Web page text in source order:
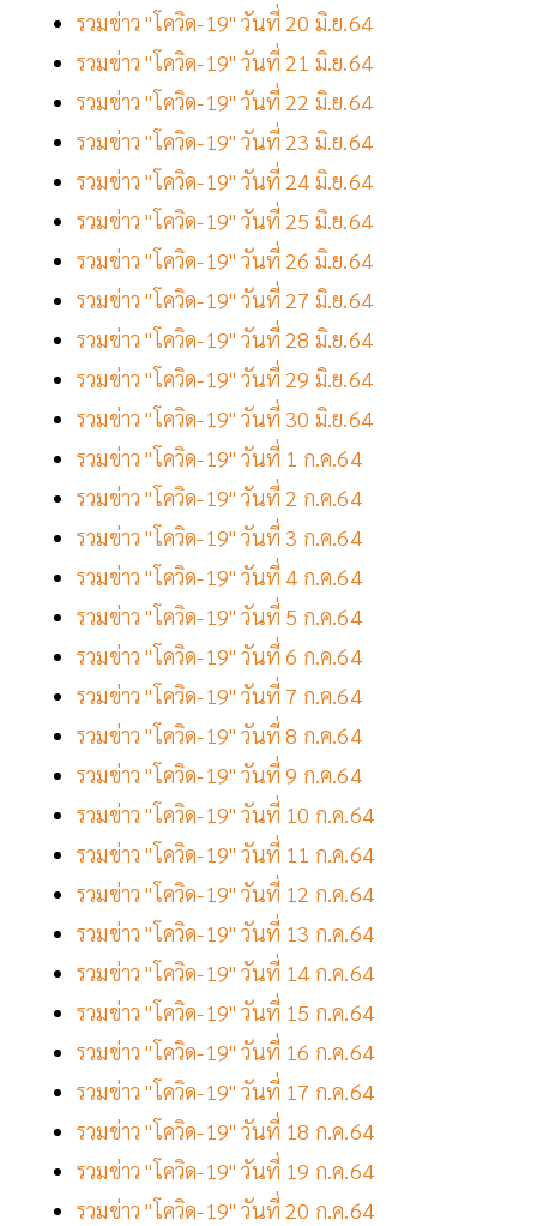
รวมข่าว "โควิด-19" วันที่ 20 มิ.ย.64
รวมข่าว "โควิด-19" วันที่ 21 มิ.ย.64
รวมข่าว "โควิด-19" วันที่ 22 มิ.ย.64
รวมข่าว "โควิด-19" วันที่ 23 มิ.ย.64
รวมข่าว "โควิด-19" วันที่ 24 มิ.ย.64
รวมข่าว "โควิด-19" วันที่ 25 มิ.ย.64
รวมข่าว "โควิด-19" วันที่ 26 มิ.ย.64
รวมข่าว "โควิด-19" วันที่ 27 มิ.ย.64
รวมข่าว "โควิด-19" วันที่ 28 มิ.ย.64
รวมข่าว "โควิด-19" วันที่ 29 มิ.ย.64
รวมข่าว "โควิด-19" วันที่ 30 มิ.ย.64
รวมข่าว "โควิด-19" วันที่ 1 ก.ค.64
รวมข่าว "โควิด-19" วันที่ 2 ก.ค.64
รวมข่าว "โควิด-19" วันที่ 3 ก.ค.64
รวมข่าว "โควิด-19" วันที่ 4 ก.ค.64
รวมข่าว "โควิด-19" วันที่ 5 ก.ค.64
รวมข่าว "โควิด-19" วันที่ 6 ก.ค.64
รวมข่าว "โควิด-19" วันที่ 7 ก.ค.64
รวมข่าว "โควิด-19" วันที่ 8 ก.ค.64
รวมข่าว "โควิด-19" วันที่ 9 ก.ค.64
รวมข่าว "โควิด-19" วันที่ 10 ก.ค.64
รวมข่าว "โควิด-19" วันที่ 11 ก.ค.64
รวมข่าว "โควิด-19" วันที่ 12 ก.ค.64
รวมข่าว "โควิด-19" วันที่ 13 ก.ค.64
รวมข่าว "โควิด-19" วันที่ 14 ก.ค.64
รวมข่าว "โควิด-19" วันที่ 15 ก.ค.64
รวมข่าว "โควิด-19" วันที่ 16 ก.ค.64
รวมข่าว "โควิด-19" วันที่ 17 ก.ค.64
รวมข่าว "โควิด-19" วันที่ 18 ก.ค.64
รวมข่าว "โควิด-19" วันที่ 19 ก.ค.64
รวมข่าว "โควิด-19" วันที่ 20 ก.ค.64